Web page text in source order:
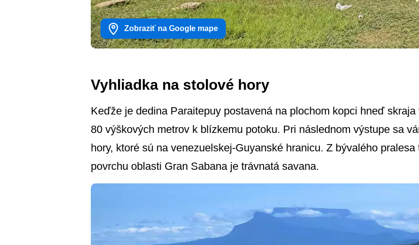
Zobraziť na Google mape
Vyhliadka na stolové hory
Keďže je dedina Paraitepuy postavená na plochom kopci hneď
80 výškových metrov k blízkemu potoku. Pri následnom výstupe sa
hory, ktoré sú na venezuelskej-Guyanské hranicu. Z bývalého
povrchu oblasti Gran Sabana je trávnatá savana.